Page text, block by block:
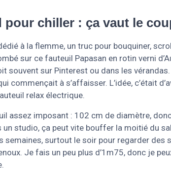
chiller : ça vaut le
à la flemme, un truc pour bouquiner,
sur ce fauteuil Papasan en rotin verni
souvent sur Pinterest ou dans les
commençait à s’affaisser. L’idée, c’était
relax électrique.
assez imposant : 102 cm de diamètre,
un studio, ça peut vite bouffer la moitié du
semaines, surtout le soir pour regarder des
Je fais un peu plus d’1m75, donc je